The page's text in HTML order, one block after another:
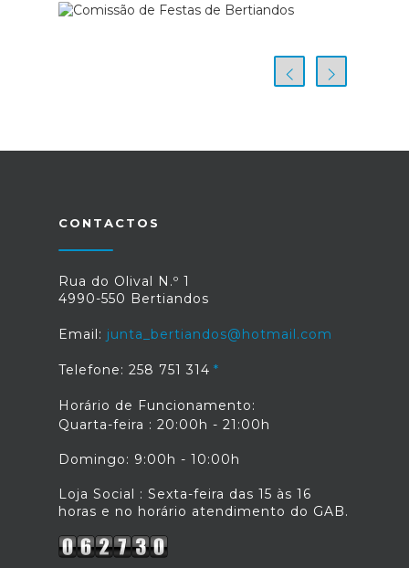
CONTACTOS
Rua do Olival N.º 1
4990-550 Bertiandos
Email: junta_bertiandos@hotmail.com
Telefone: 258 751 314
Horário de Funcionamento:
Quarta-feira : 20:00h - 21:00h
Domingo: 9:00h - 10:00h
Loja Social : Sexta-feira das 15 às 16
horas e no horário atendimento do GAB.